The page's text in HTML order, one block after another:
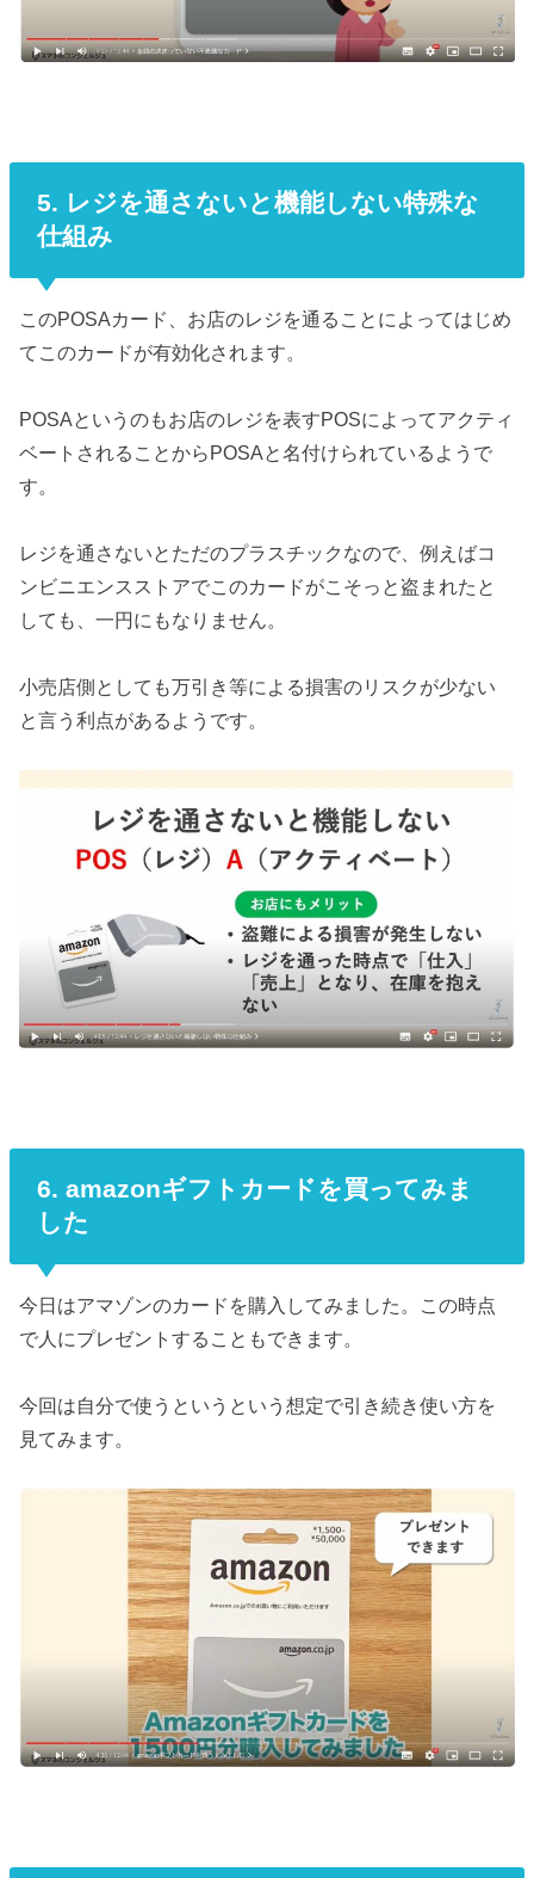
5. レジを通さないと機能しない特殊な
仕組み
このPOSAカード、お店のレジを通ることによってはじめ
てこのカードが有効化されます。
POSAというのもお店のレジを表すPOSによってアクティ
ベートされることからPOSAと名付けられているようで
す。
レジを通さないとただのプラスチックなので、例えばコ
ンビニエンスストアでこのカードがこそっと盗まれたと
しても、一円にもなりません。
小売店側としても万引き等による損害のリスクが少ない
と言う利点があるようです。
6. amazonギフトカードを買ってみま
した
今日はアマゾンのカードを購入してみました。この時点
で人にプレゼントすることもできます。
今回は自分で使うというという想定で引き続き使い方を
見てみます。